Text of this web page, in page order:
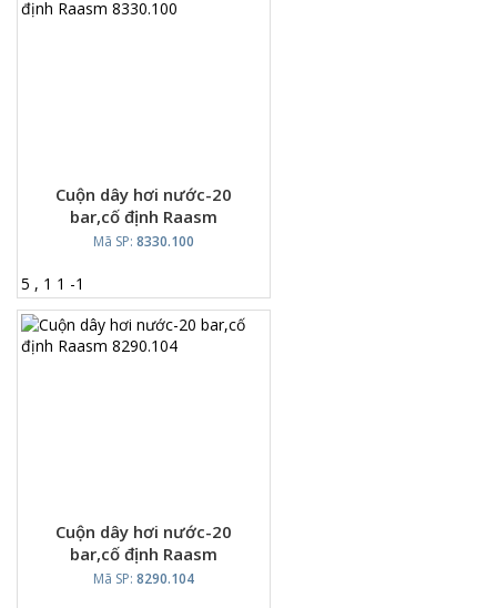
Cuộn dây hơi nước-20
bar,cố định Raasm
8330.100
Mã SP: 8330.100
5 , 1 1 -1
Cuộn dây hơi nước-20
bar,cố định Raasm
8290.104
Mã SP: 8290.104